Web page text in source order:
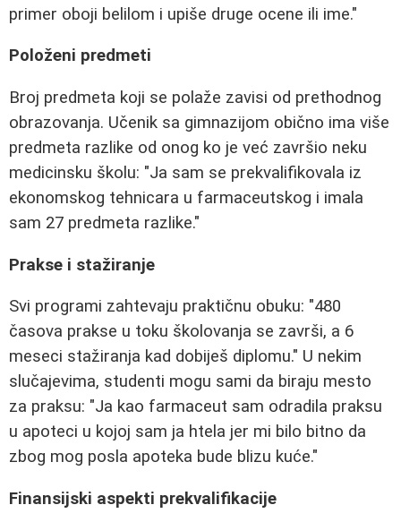
primer oboji belilom i upiše druge ocene ili ime."
Položeni predmeti
Broj predmeta koji se polaže zavisi od prethodnog
obrazovanja. Učenik sa gimnazijom obično ima više
predmeta razlike od onog ko je već završio neku
medicinsku školu: "Ja sam se prekvalifikovala iz
ekonomskog tehnicara u farmaceutskog i imala
sam 27 predmeta razlike."
Prakse i stažiranje
Svi programi zahtevaju praktičnu obuku: "480
časova prakse u toku školovanja se završi, a 6
meseci stažiranja kad dobiješ diplomu." U nekim
slučajevima, studenti mogu sami da biraju mesto
za praksu: "Ja kao farmaceut sam odradila praksu
u apoteci u kojoj sam ja htela jer mi bilo bitno da
zbog mog posla apoteka bude blizu kuće."
Finansijski aspekti prekvalifikacije